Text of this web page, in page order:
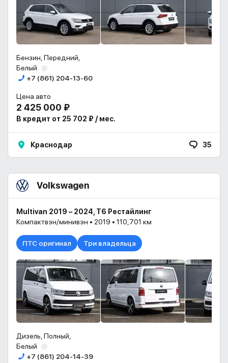
Бензин, Передний,
Белый
+7 (861) 204-13-60
Цена авто
2 425 000 ₽
В кредит от 25 702 ₽ / мес.
Краснодар 35
Volkswagen
Multivan 2019 – 2024, T6 Рестайлинг
Компактвэн/минивэн • 2019 • 110,701 км
ПТС оригинал Три владельца
Дизель, Полный,
Белый
+7 (861) 204-14-39